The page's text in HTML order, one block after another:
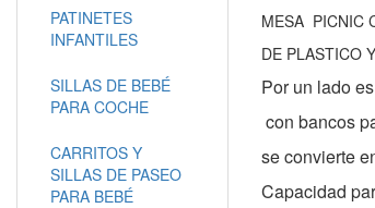
MESA PICNIC
DE PLASTICO
Por un lado
con bancos
se convierte
Capacidad
PATINETES
INFANTILES
SILLAS DE BEBÉ
PARA COCHE
CARRITOS Y
SILLAS DE PASEO
PARA BEBÉ